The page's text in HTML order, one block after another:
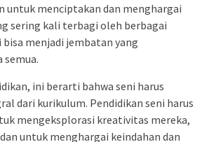
untuk menciptakan dan menghargai
sering kali terbagi oleh berbagai
bisa menjadi jembatan yang
ini berarti bahwa seni harus
dari kurikulum. Pendidikan seni harus
mengeksplorasi kreativitas mereka,
untuk menghargai keindahan dan